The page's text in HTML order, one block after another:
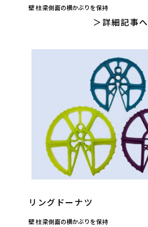
壁 柱 梁側面の横かぶりを保持
詳細記事へ
リングドーナツ
壁 柱 梁側面の横かぶりを保持